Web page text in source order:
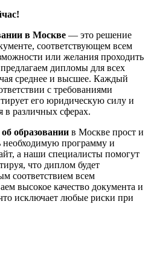
в Москве — это решение
соответствующем всем
или желания проходить
дипломы для всех
среднее и высшее. Каждый
с требованиями
его юридическую силу и
в различных сферах.
образовании в Москве прост и
программу и
а наши специалисты помогут
что диплом будет
соответствием всем
высокое качество документа и
исключает любые риски при